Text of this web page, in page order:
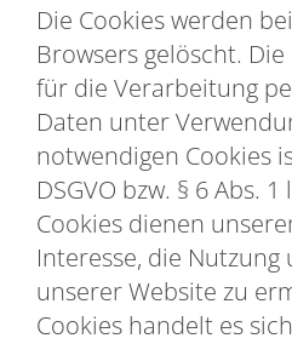
Die Cookies werden
Browsers gelöscht.
für die Verarbeitung
Daten unter
notwendigen Cookies
DSGVO bzw. § 6 Abs. 1
Cookies dienen
Interesse, die
unserer Website zu
Cookies handelt es